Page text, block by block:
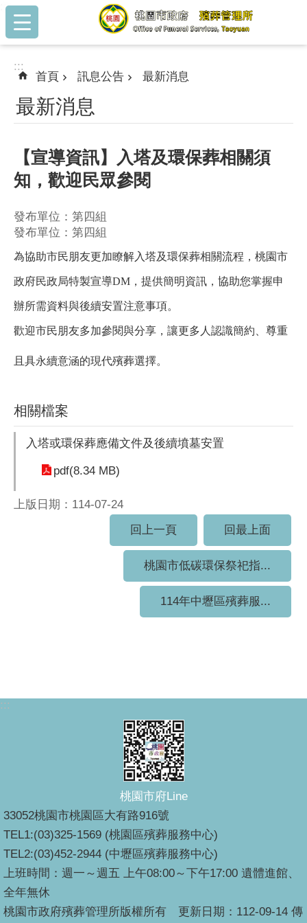
跳到主要內容區塊
:::
:::
首頁 訊息公告 最新消息
最新消息
【宣導資訊】入塔及環保葬相關須
知，歡迎民眾參閱
發布單位：第四組
發布單位：第四組
為協助市民朋友更加瞭解入塔及環保葬相關流程，桃園市
政府民政局特製宣導DM，提供簡明資訊，協助您掌握申
辦所需資料與後續安置注意事項。
歡迎市民朋友多加參閱與分享，讓更多人認識簡約、尊重
且具永續意涵的現代殯葬選擇。
相關檔案
入塔或環保葬應備文件及後續墳墓安置
pdf(8.34 MB)
上版日期：114-07-24
回上一頁
回最上面
桃園市低碳環保祭祀指...
114年中壢區殯葬服...
:::
桃園市府Line
33052桃園市桃園區大有路916號
TEL1:(03)325-1569 (桃園區殯葬服務中心)
TEL2:(03)452-2944 (中壢區殯葬服務中心)
上班時間：週一～週五 上午08:00～下午17:00 遺體進館、
全年無休
桃園市政府殯葬管理所版權所有 更新日期：112-09-14 傳